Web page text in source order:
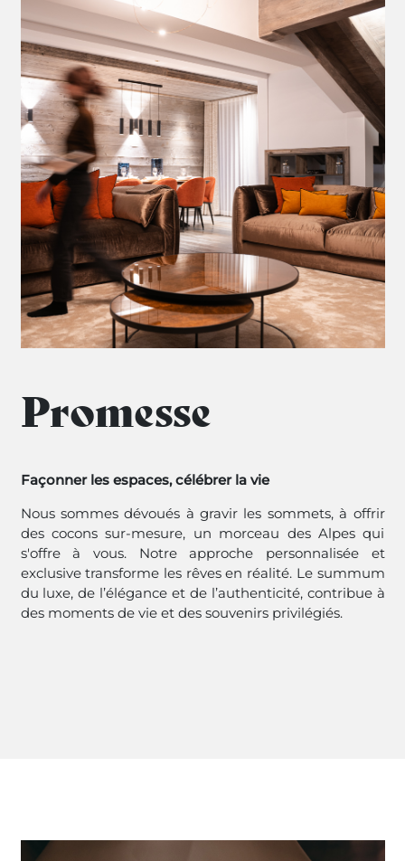
Promesse
Façonner les espaces, célébrer la vie
Nous sommes dévoués à gravir les sommets, à offrir
des cocons sur-mesure, un morceau des Alpes qui
s'offre à vous. Notre approche personnalisée et
exclusive transforme les rêves en réalité. Le summum
du luxe, de l’élégance et de l’authenticité, contribue à
des moments de vie et des souvenirs privilégiés.